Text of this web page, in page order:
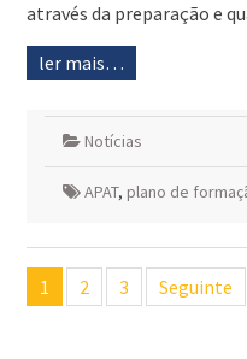
através da preparação e
ler mais…
Notícias
APAT, plano de
Navegação
de
1 2 3 Seguinte